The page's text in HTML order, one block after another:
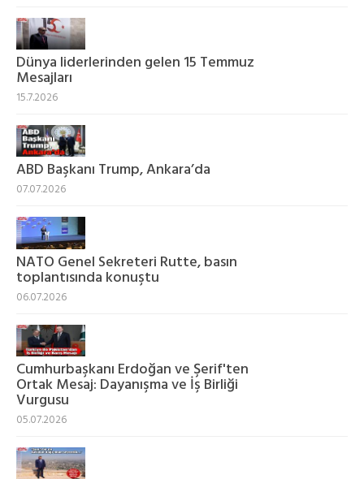
Dünya liderlerinden gelen 15 Temmuz
Mesajları
15.7.2026
ABD Başkanı Trump, Ankara’da
07.07.2026
NATO Genel Sekreteri Rutte, basın
toplantısında konuştu
06.07.2026
Cumhurbaşkanı Erdoğan ve Şerif'ten
Ortak Mesaj: Dayanışma ve İş Birliği
Vurgusu
05.07.2026